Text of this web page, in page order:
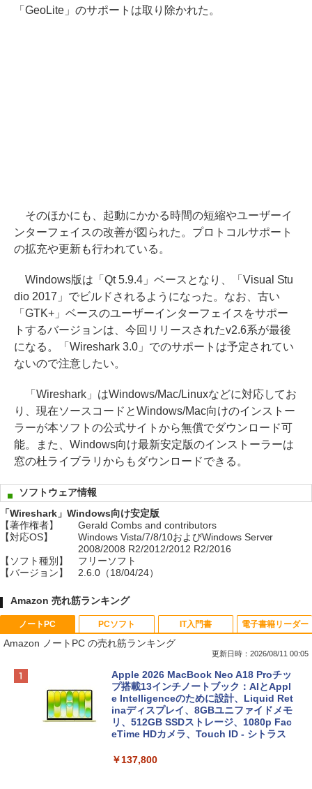
「GeoLite」のサポートは取り除かれた。
そのほかにも、起動にかかる時間の短縮やユーザーイ
ンターフェイスの改善が図られた。プロトコルサポート
の拡充や更新も行われている。
Windows版は「Qt 5.9.4」ベースとなり、「Visual Stu
dio 2017」でビルドされるようになった。なお、古い
「GTK+」ベースのユーザーインターフェイスをサポー
トするバージョンは、今回リリースされたv2.6系が最後
になる。「Wireshark 3.0」でのサポートは予定されてい
ないので注意したい。
「Wireshark」はWindows/Mac/Linuxなどに対応してお
り、現在ソースコードとWindows/Mac向けのインストー
ラーが本ソフトの公式サイトから無償でダウンロード可
能。また、Windows向け最新安定版のインストーラーは
窓の杜ライブラリからもダウンロードできる。
ソフトウェア情報
「Wireshark」Windows向け安定版
【著作権者】
Gerald Combs and contributors
【対応OS】
Windows Vista/7/8/10およびWindows Server
2008/2008 R2/2012/2012 R2/2016
【ソフト種別】
フリーソフト
【バージョン】
2.6.0（18/04/24）
Amazon 売れ筋ランキング
ノートPC
Amazon ノートPC の売れ筋ランキング
更新日時：2026/08/11 00:05
Apple 2026 MacBook Neo A18 Proチッ
プ搭載13インチノートブック：AIとAppl
e Intelligenceのために設計、Liquid Ret
inaディスプレイ、8GBユニファイドメモ
リ、512GB SSDストレージ、1080p Fac
eTime HDカメラ、Touch ID - シトラス
￥137,800
PCソフト IT入門書 電子書籍リーダー